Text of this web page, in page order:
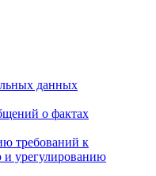
данных
о фактах
требований к
урегулированию